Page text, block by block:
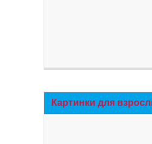
Картинки для